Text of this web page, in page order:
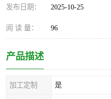
发布日期： 2025-10-25
阅 读 量： 96
产品描述
加工定制 是